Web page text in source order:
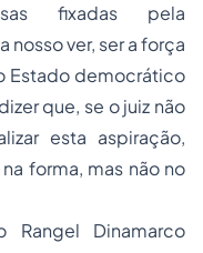
fixadas pela
nosso ver, ser a força
Estado democrático
que, se o juiz não
esta aspiração,
forma, mas não no
Rangel Dinamarco